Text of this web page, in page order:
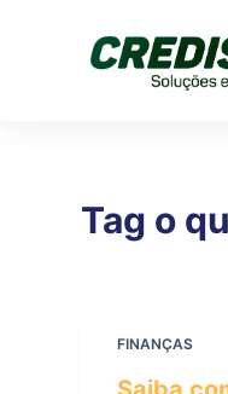
Tag o
FINANÇAS